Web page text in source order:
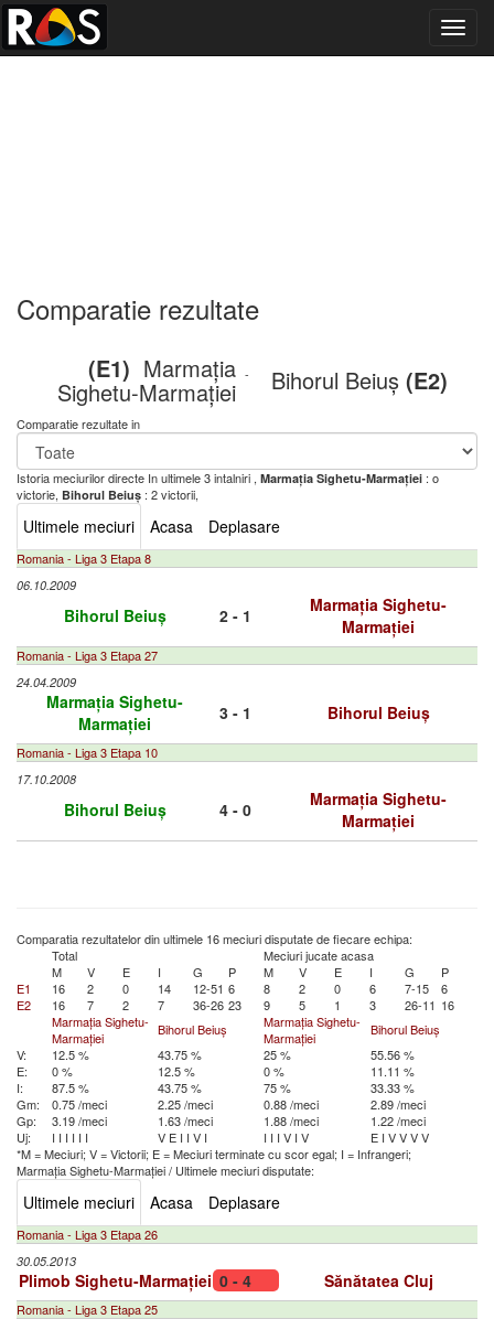
Comparatie rezultate
(E1) Marmația
Sighetu-Marmației
- Bihorul Beiuș (E2)
Comparatie rezultate in
Istoria meciurilor directe In ultimele 3 intalniri , Marmația Sighetu-Marmației : o
victorie, Bihorul Beiuș : 2 victorii,
Ultimele meciuri Acasa Deplasare
Romania - Liga 3 Etapa 8
06.10.2009
Bihorul Beiuș 2 - 1
Marmația Sighetu-
Marmației
Romania - Liga 3 Etapa 27
24.04.2009
Marmația Sighetu-
Marmației
3 - 1 Bihorul Beiuș
Romania - Liga 3 Etapa 10
17.10.2008
Bihorul Beiuș 4 - 0
Marmația Sighetu-
Marmației
Comparatia rezultatelor din ultimele 16 meciuri disputate de fiecare echipa:
Total
Meciuri jucate acasa
M
V E I G P M V E I G
P
E1
16 2 0 14 12-51 6 8 2 0 6 7-15
6
E2
16 7 2 7 36-26 23 9 5 1 3 26-11 16
Marmația Sighetu-
Marmației
Bihorul Beiuș
Marmația Sighetu-
Marmației
Bihorul Beiuș
V:
12.5 % 43.75 % 25 %
55.56 %
E:
0 % 12.5 % 0 %
11.11 %
I:
87.5 % 43.75 % 75 %
33.33 %
Gm:
0.75 /meci 2.25 /meci 0.88 /meci
2.89 /meci
Gp:
3.19 /meci 1.63 /meci 1.88 /meci
1.22 /meci
Uj:
I I I I I I V E I I V I I I I V I V E I VVVV
*M = Meciuri; V = Victorii; E = Meciuri terminate cu scor egal; I = Infrangeri;
Marmația Sighetu-Marmației/ Ultimele meciuri disputate:
Ultimele meciuri Acasa Deplasare
Romania - Liga 3 Etapa 26
30.05.2013
Plimob Sighetu-Marmației 0 - 4 Sănătatea Cluj
Romania - Liga 3 Etapa 25